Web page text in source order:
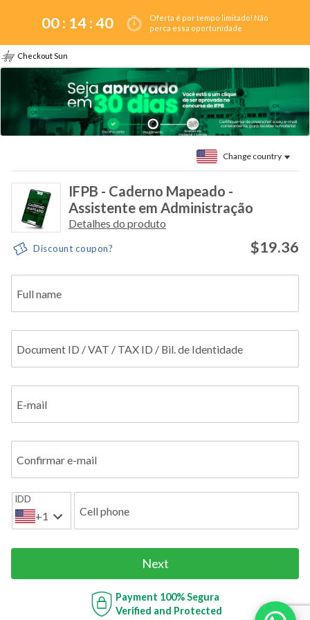
00 : 14:39
Oferta é por tempo limitado! Não
perca essa oportunidade
Checkout Sun
Change country
IFPB - Caderno Mapeado -
Assistente em Administração
Detalhes do produto
Discount coupon? $19.36
Full name
Document ID / VAT / TAX ID / Bil. de Identidade
E-mail
Confirmar e-mail
IDD
+1 Cell phone
Next
Payment 100% Segura
Verified and Protected